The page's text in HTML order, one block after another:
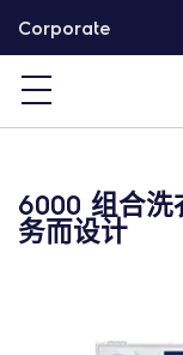
Corporate
6000 组合洗
务而设计